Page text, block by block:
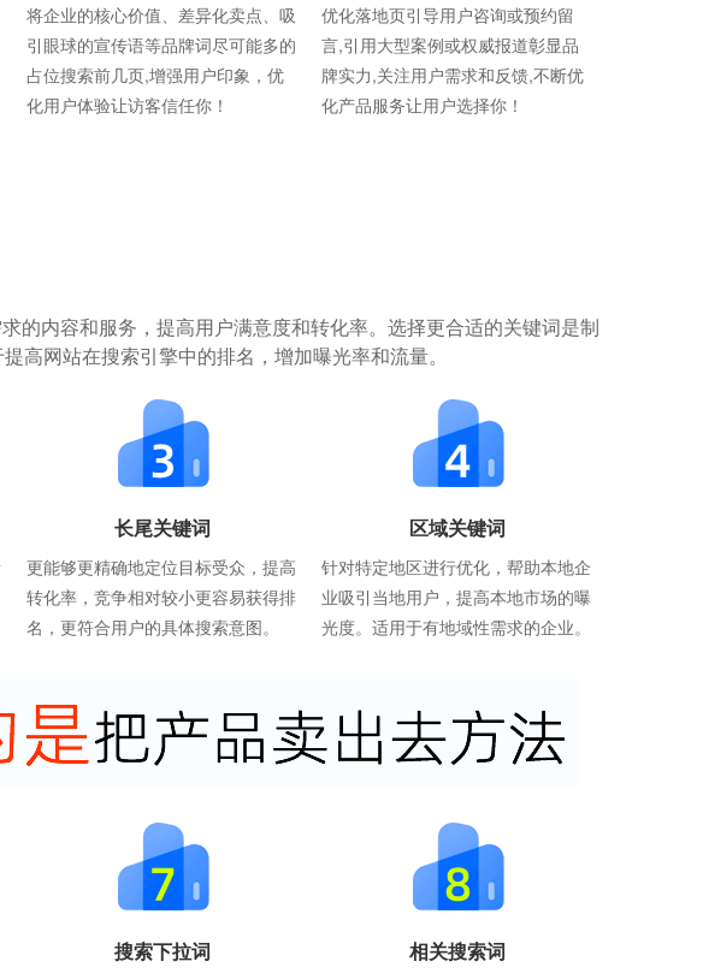
将企业的核心价值、差异化卖点、吸
引眼球的宣传语等品牌词尽可能多的
占位搜索前几页,增强用户印象，优
化用户体验让访客信任你！
优化落地页引导用户咨询或预约留
言,引用大型案例或权威报道彰显品
牌实力,关注用户需求和反馈,不断优
化产品服务让用户选择你！
的内容和服务，提高用户满意度和转化率。选择更合适的关键词是制
高网站在搜索引擎中的排名，增加曝光率和流量。
长尾关键词
更能够更精确地定位目标受众，提高
转化率，竞争相对较小更容易获得排
名，更符合用户的具体搜索意图。
区域关键词
针对特定地区进行优化，帮助本地企
业吸引当地用户，提高本地市场的曝
光度。适用于有地域性需求的企业。
搜索下拉词 相关搜索词